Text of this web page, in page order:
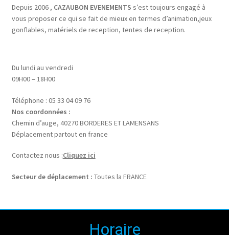
Depuis 2006 , CAZAUBON EVENEMENTS s’est toujours engagé à
vous proposer ce qui se fait de mieux en termes d’animation,jeux
gonflables, matériels de reception, tentes de reception.
Du lundi au vendredi
09H00 – 18H00
Téléphone : 05 33 04 09 76
Nos coordonnées :
Chemin d’auge, 40270 BORDERES ET LAMENSANS
Déplacement partout en france
Contactez nous :Cliquez ici
Secteur de déplacement : Toutes la FRANCE
Horaire